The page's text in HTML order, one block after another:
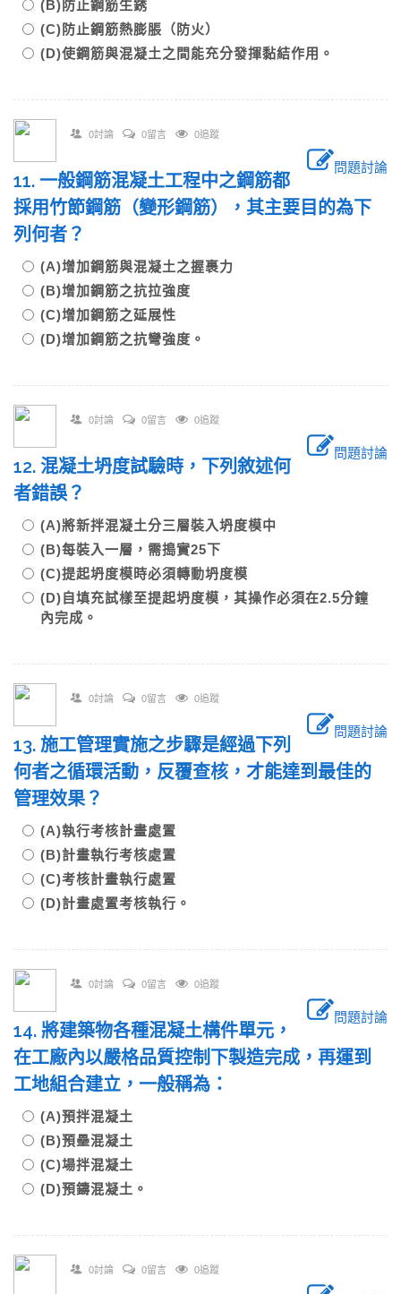
(B)防止鋼筋生銹
(C)防止鋼筋熱膨脹（防火）
(D)使鋼筋與混凝土之間能充分發揮黏結作用。
0討論 0留言 0追蹤
問題討論
11. 一般鋼筋混凝土工程中之鋼筋都
採用竹節鋼筋（變形鋼筋），其主要目的為下
列何者？
(A)增加鋼筋與混凝土之握裹力
(B)增加鋼筋之抗拉強度
(C)增加鋼筋之延展性
(D)增加鋼筋之抗彎強度。
0討論 0留言 0追蹤
問題討論
12. 混凝土坍度試驗時，下列敘述何
者錯誤？
(A)將新拌混凝土分三層裝入坍度模中
(B)每裝入一層，需搗實25下
(C)提起坍度模時必須轉動坍度模
(D)自填充試樣至提起坍度模，其操作必須在2.5分鐘
內完成。
0討論 0留言 0追蹤
問題討論
13. 施工管理實施之步驟是經過下列
何者之循環活動，反覆查核，才能達到最佳的
管理效果？
(A)執行考核計畫處置
(B)計畫執行考核處置
(C)考核計畫執行處置
(D)計畫處置考核執行。
0討論 0留言 0追蹤
問題討論
14. 將建築物各種混凝土構件單元，
在工廠內以嚴格品質控制下製造完成，再運到
工地組合建立，一般稱為：
(A)預拌混凝土
(B)預壘混凝土
(C)場拌混凝土
(D)預鑄混凝土。
0討論 0留言 0追蹤